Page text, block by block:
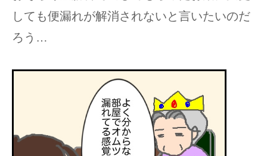
しても便漏れが解消されないと言いたいのだ
ろう…